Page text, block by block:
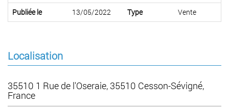
Publiée le
13/05/2022 Type Vente
Localisation
35510 1 Rue de l'Oseraie, 35510 Cesson-Sévigné,
France